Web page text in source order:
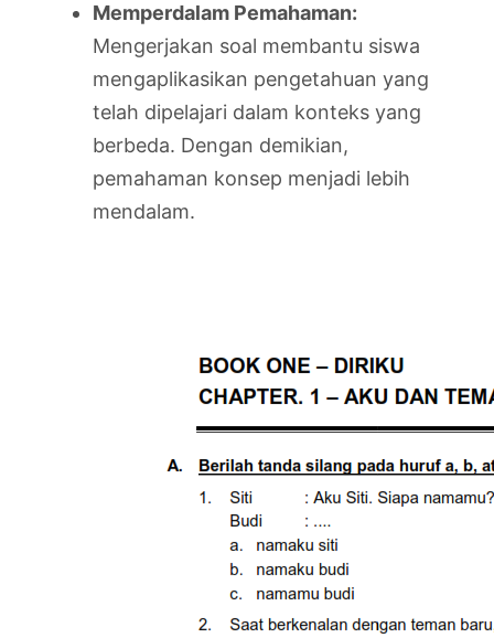
Memperdalam Pemahaman:
Mengerjakan soal membantu siswa
mengaplikasikan pengetahuan yang
telah dipelajari dalam konteks yang
berbeda. Dengan demikian,
pemahaman konsep menjadi lebih
mendalam.